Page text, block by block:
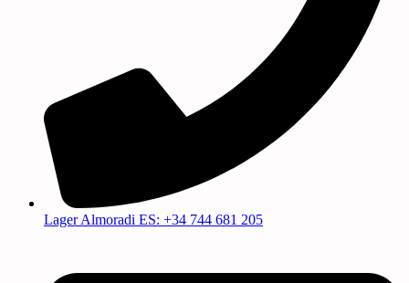
Lager Almoradi ES: +34 744 681 205